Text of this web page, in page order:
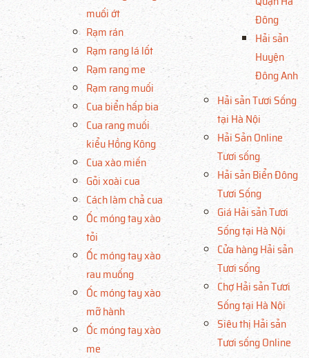
muối ớt
Rạm rán
Rạm rang lá lốt
Rạm rang me
Rạm rang muối
Cua biển hấp bia
Cua rang muối
kiểu Hồng Kông
Cua xào miến
Gỏi xoài cua
Cách làm chả cua
Ốc móng tay xào
tỏi
Ốc móng tay xào
rau muống
Ốc móng tay xào
mỡ hành
Ốc móng tay xào
me
Đông
Hải sản
Huyện
Đông Anh
Hải sản Tươi Sống
tại Hà Nội
Hải Sản Online
Tươi sống
Hải sản Biển Đông
Tươi Sống
Giá Hải sản Tươi
Sống tại Hà Nội
Cửa hàng Hải sản
Tươi sống
Chợ Hải sản Tươi
Sống tại Hà Nội
Siêu thị Hải sản
Tươi sống Online